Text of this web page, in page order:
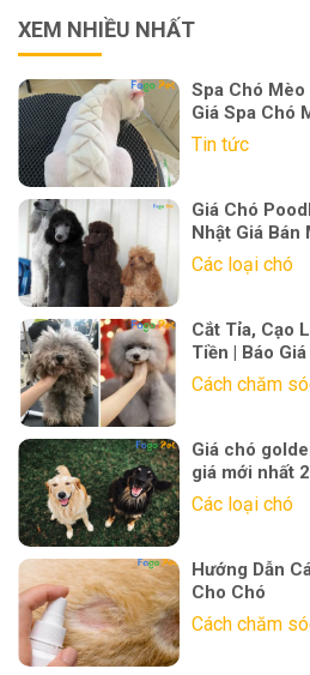
XEM NHIỀU NHẤT
Spa Chó Mèo
Giá Spa Chó
Tin tức
Giá Chó
Nhật Giá
Các loại chó
Cắt Tỉa, Cạo
Tiền | Báo
Cách chăm
Giá chó
giá mới nhất
Các loại chó
Hướng Dẫn
Cho Chó
Cách chăm